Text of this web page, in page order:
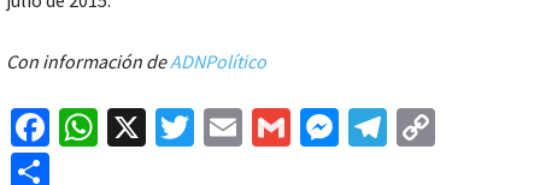
Con información deADNPolítico
Fa W X
T
E
G
M Te